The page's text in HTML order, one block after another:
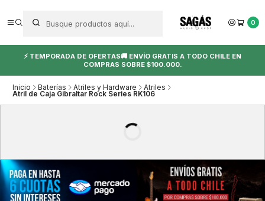
0
⚡ TEMPORADA DE OFERTAS🚚 ENVÍO GRATIS A TODO CHILE EN
COMPRAS SOBRE $100.000.
Inicio Baterías Atriles y Hardware Atriles
Atril de Caja Gibraltar Rock Series RK106